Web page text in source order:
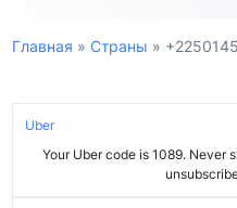
Главная » Страны »
Uber
Your Uber code is 1089. Never